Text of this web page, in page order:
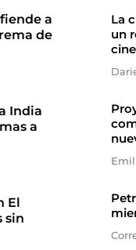
a
de
India
a
El
sin
La
un
cine